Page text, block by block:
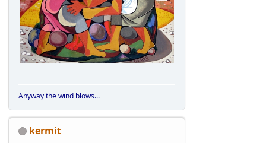
Anyway the wind blows...
kermit